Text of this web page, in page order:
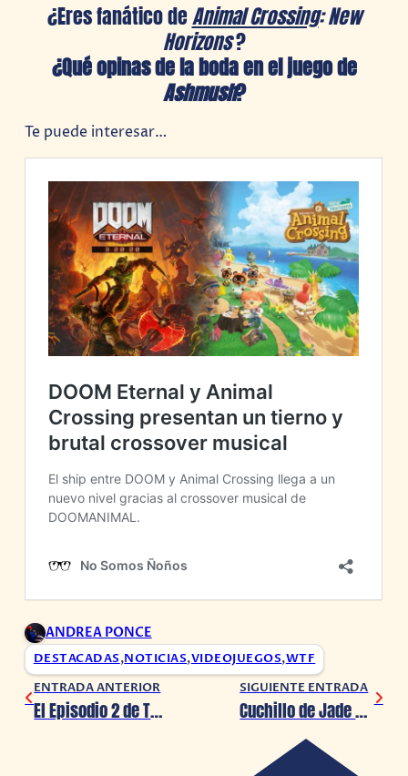
¿Eres fanático deAnimal Crossing: New
Horizons?
¿Qué opinas de la boda en el juego de
Ashmush?
Te puede interesar…
ANDREA PONCE
DESTACADAS,NOTICIAS,VIDEOJUEGOS,WTF
ENTRADA ANTERIOR
El Episodio 2 de Tom Clancy’s Ghost Recon Breakpoint llega el 24 de Marzo
SIGUIENTE ENTRADA
Cuchillo de Jade Cook en Resident Evil 3